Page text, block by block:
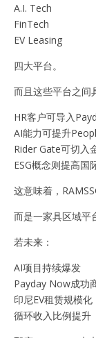
A.I. Tech
FinTech
EV Leasing
四大平台。
而且这些平台之间
HR客户可导入
AI能力可提升
Rider Gate可切入
ESG概念则提高国
这意味着，
而是一家具区域平
若未来：
AI项目持续爆发
Payday Now成功
印尼EV租赁规模化
循环收入比例提升